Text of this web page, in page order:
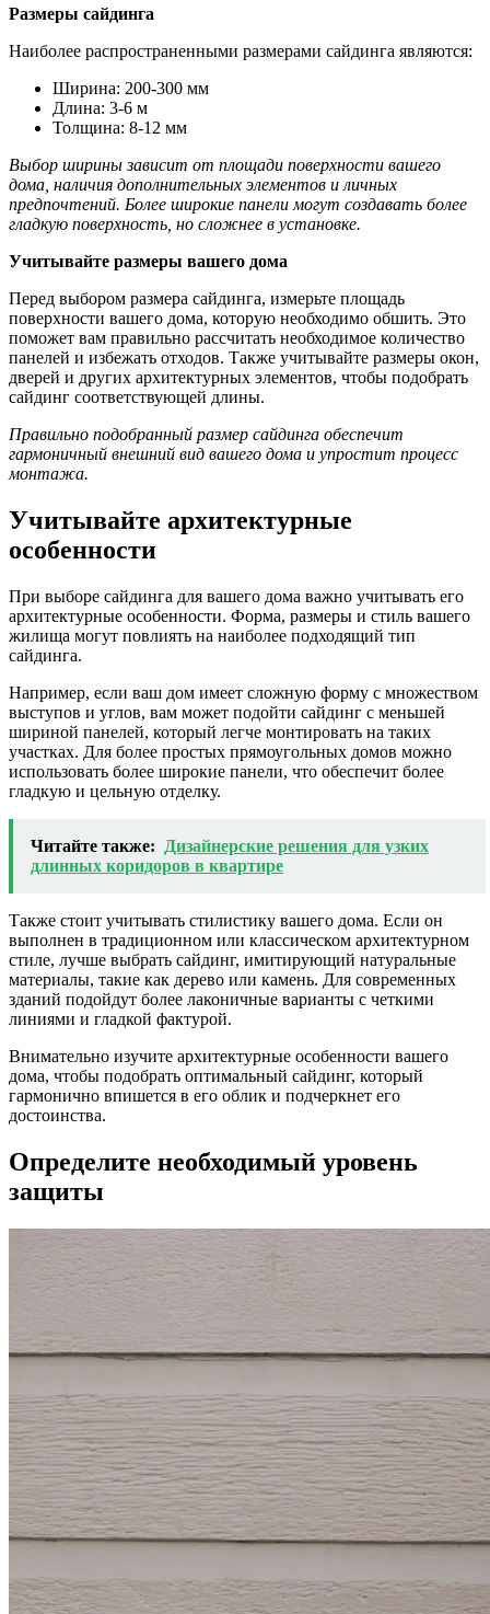
Размеры сайдинга
Наиболее распространенными размерами сайдинга являются:
Ширина: 200-300 мм
Длина: 3-6 м
Толщина: 8-12 мм
Выбор ширины зависит от площади поверхности вашего
дома, наличия дополнительных элементов и личных
предпочтений. Более широкие панели могут создавать более
гладкую поверхность, но сложнее в установке.
Учитывайте размеры вашего дома
Перед выбором размера сайдинга, измерьте площадь
поверхности вашего дома, которую необходимо обшить. Это
поможет вам правильно рассчитать необходимое количество
панелей и избежать отходов. Также учитывайте размеры окон,
дверей и других архитектурных элементов, чтобы подобрать
сайдинг соответствующей длины.
Правильно подобранный размер сайдинга обеспечит
гармоничный внешний вид вашего дома и упростит процесс
монтажа.
Учитывайте архитектурные
особенности
При выборе сайдинга для вашего дома важно учитывать его
архитектурные особенности. Форма, размеры и стиль вашего
жилища могут повлиять на наиболее подходящий тип
сайдинга.
Например, если ваш дом имеет сложную форму с множеством
выступов и углов, вам может подойти сайдинг с меньшей
шириной панелей, который легче монтировать на таких
участках. Для более простых прямоугольных домов можно
использовать более широкие панели, что обеспечит более
гладкую и цельную отделку.
Читайте также:
Дизайнерские решения для узких
длинных коридоров в квартире
Также стоит учитывать стилистику вашего дома. Если он
выполнен в традиционном или классическом архитектурном
стиле, лучше выбрать сайдинг, имитирующий натуральные
материалы, такие как дерево или камень. Для современных
зданий подойдут более лаконичные варианты с четкими
линиями и гладкой фактурой.
Внимательно изучите архитектурные особенности вашего
дома, чтобы подобрать оптимальный сайдинг, который
гармонично впишется в его облик и подчеркнет его
достоинства.
Определите необходимый уровень
защиты